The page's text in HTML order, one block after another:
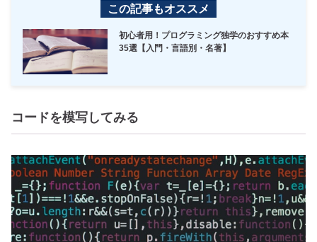
この記事もオススメ
初心者用！プログラミング独学のおすすめ本
35選【入門・言語別・名著】
コードを模写してみる